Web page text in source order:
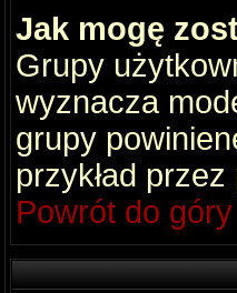
Jak mogę
Grupy
wyznacza
grupy
przykład
Powrót do góry